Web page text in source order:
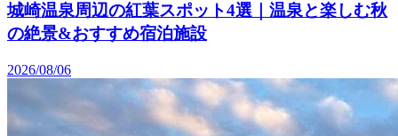
城崎温泉周辺の紅葉スポット4選｜温泉と楽しむ秋
の絶景&おすすめ宿泊施設
2026/08/06